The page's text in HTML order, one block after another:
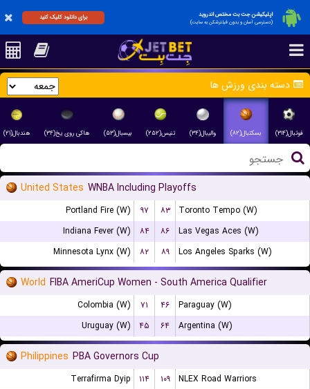
اپلیکیشن جت بت مختص اندروید
(دسترسی آسان و بدون فیلترشکن به سایت)
برای دانلود کلیک کنید
دسته بندی ورزش ها
فوتبال(۳۱۴) بسکتبال(۸۲) والیبال(۳۴) تنیس(۲۵۲) بیسبال(۵۳) هاکی روی یخ(۳۴) هندبال(۲۱)
United States WNBA Including Playoffs
Portland Fire (W) ۹۷ ۸۳
Toronto Tempo (W)
Indiana Fever (W)
۸۴ ۸۶
Las Vegas Aces (W)
Minnesota Lynx (W)
۸۲ ۸۹ Los Angeles Sparks (W)
World FIBA AmeriCup Women - South America Qualifier
Colombia (W) ۷۱ ۴۶
Paraguay (W)
Uruguay (W)
۴۵ ۶۴ Argentina (W)
Philippines PBA Governors Cup
Terrafirma Dyip ۱۱۴ ۱۰۹
NLEX Road Warriors